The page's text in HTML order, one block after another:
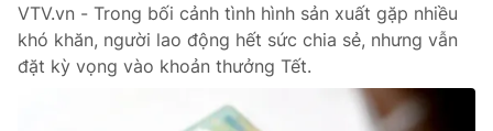
Phó Tổng Biên tập:Nguyễn Thị Mỹ Hạnh, Phạm Quốc Thắng,
Nguyễn Trọng Ninh
Tổng đài VTV: 024.38 355 931 - 024.38 355 932
toasoan@vtv.vn
VTV.vn - Trong bối cảnh tình hình sản xuất gặp nhiều
khó khăn, người lao động hết sức chia sẻ, nhưng vẫn
đặt kỳ vọng vào khoản thưởng Tết.